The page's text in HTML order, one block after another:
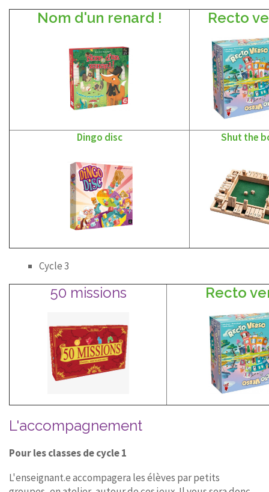
Nom d'un renard ! Recto
Dingo disc Shut the
Cycle 3
50 missions Recto
L'accompagnement
Pour les classes de cycle 1
L'enseignant.e accompagera les élèves par petits